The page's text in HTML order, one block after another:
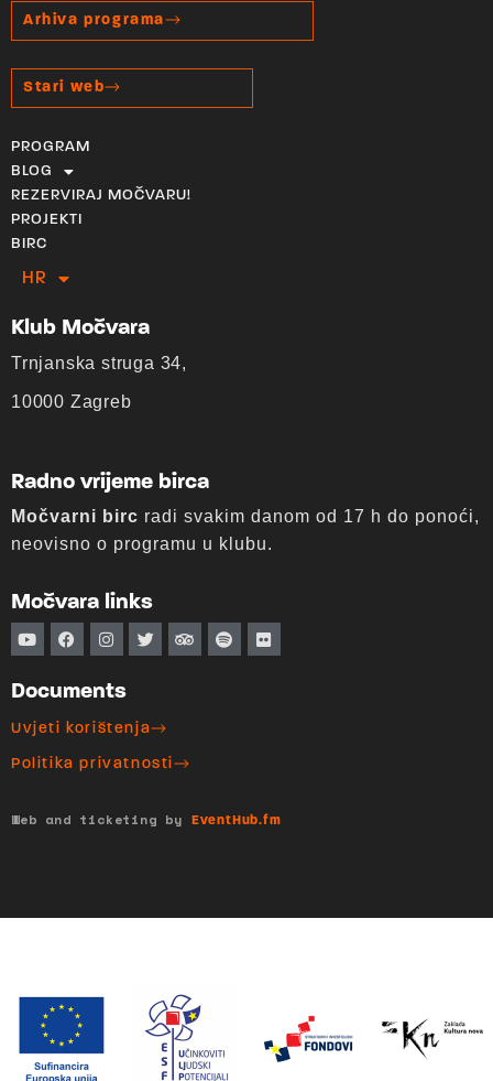
Arhiva programa
Stari web
PROGRAM
BLOG
REZERVIRAJ MOČVARU!
PROJEKTI
BIRC
HR
EN
Klub Močvara
Trnjanska struga 34,
10000 Zagreb
Radno vrijeme birca
Močvarni birc radi svakim danom od 17 h do ponoći,
neovisno o programu u klubu.
Močvara links
Documents
Uvjeti korištenja
Politika privatnosti
Web and ticketing by EventHub.fm